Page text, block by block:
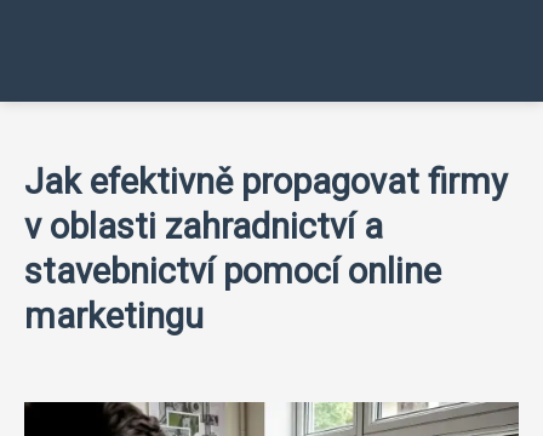
Jak efektivně propagovat firmy
v oblasti zahradnictví a
stavebnictví pomocí online
marketingu